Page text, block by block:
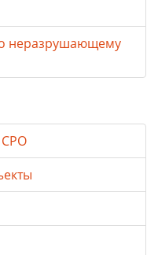
неразрушающему
СРО